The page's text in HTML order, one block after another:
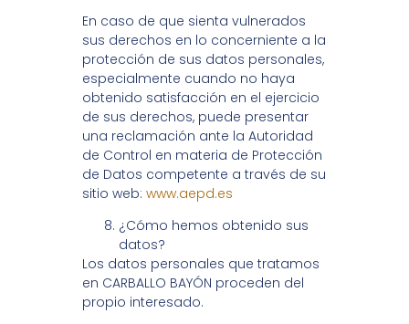
En caso de que sienta vulnerados
sus derechos en lo concerniente a la
protección de sus datos personales,
especialmente cuando no haya
obtenido satisfacción en el ejercicio
de sus derechos, puede presentar
una reclamación ante la Autoridad
de Control en materia de Protección
de Datos competente a través de su
sitio web: www.aepd.es
¿Cómo hemos obtenido sus
datos?
Los datos personales que tratamos
en CARBALLO BAYÓN proceden del
propio interesado.